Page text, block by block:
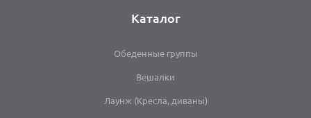
Каталог
Обеденные группы
Вешалки
Лаунж (Кресла, диваны)